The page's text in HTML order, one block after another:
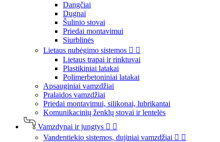
Dangčiai
Dugnai
Šulinio stovai
Priedai montavimui
Siurblinės
Lietaus nubėgimo sistemos  
Lietaus trapai ir rinktuvai
Plastikiniai latakai
Polimerbetoniniai latakai
Apsauginiai vamzdžiai
Pralaidos vamzdžiai
Priedai montavimui, silikonai, lubrikantai
Komunikacinių ženklų stovai ir lentelės
Vamzdynai ir jungtys  
Vandentiekio sistemos, dujiniai vamzdžiai  